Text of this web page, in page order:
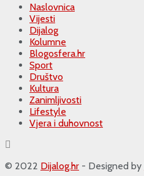
Naslovnica
Vijesti
Dijalog
Kolumne
Blogosfera.hr
Sport
Društvo
Kultura
Zanimljivosti
Lifestyle
Vjera i duhovnost
© 2022 Dijalog.hr - Designed by